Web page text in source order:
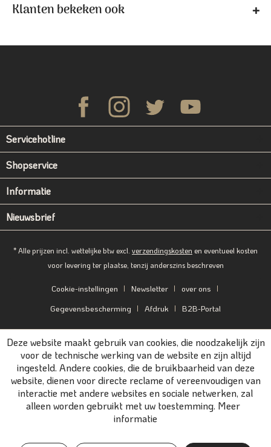
Klanten bekeken ook
Servicehotline
Shopservice
Informatie
Nieuwsbrief
* Alle prijzen incl. wettelijke btw excl. verzendingskosten en eventueel kosten
voor levering ter plaatse, tenzij anderszins beschreven
Cookie-instellingen Newsletter
over ons
Gegevensbescherming
Afdruk B2B-Portal
Deze website maakt gebruik van cookies, die noodzakelijk zijn
voor de technische werking van de website en zijn altijd
ingesteld. Andere cookies, die de bruikbaarheid van deze
website, dienen voor directe reclame of vereenvoudigen van
interactie met andere websites en sociale netwerken, zal
alleen worden gebruikt met uw toestemming. Meer
informatie